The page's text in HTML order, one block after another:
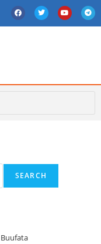
SEARCH